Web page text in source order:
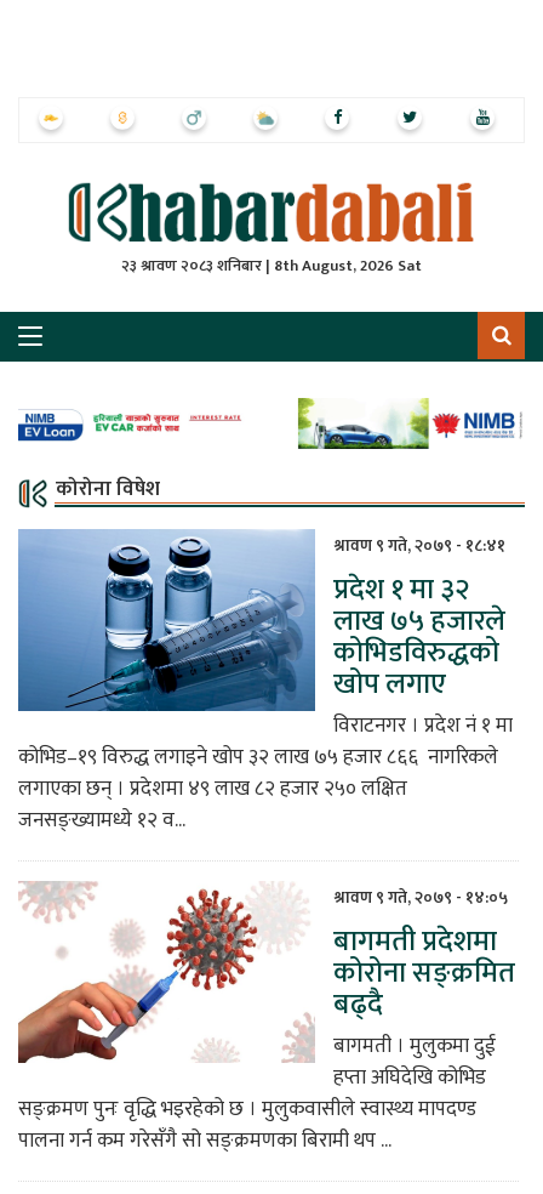
२३ श्रावण २०८३ शनिबार | 8th August, 2026 Sat
कोरोना विषेश
श्रावण ९ गते, २०७९ - १८:४१
प्रदेश १ मा ३२
लाख ७५ हजारले
कोभिडविरुद्धको
खोप लगाए
विराटनगर । प्रदेश नं १ मा
कोभिड–१९ विरुद्ध लगाइने खोप ३२ लाख ७५ हजार ८६६ नागरिकले
लगाएका छन् । प्रदेशमा ४९ लाख ८२ हजार २५० लक्षित
जनसङ्ख्यामध्ये १२ व...
श्रावण ९ गते, २०७९ - १४:०५
बागमती प्रदेशमा
कोरोना सङ्क्रमित
बढ्दै
बागमती । मुलुकमा दुई
हप्ता अघिदेखि कोभिड
सङ्क्रमण पुनः वृद्धि भइरहेको छ । मुलुकवासीले स्वास्थ्य मापदण्ड
पालना गर्न कम गरेसँगै सो सङ्क्रमणका बिरामी थप ...